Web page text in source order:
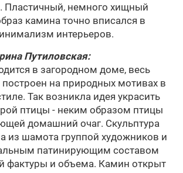
Пластичный, немного хищный
камина точно вписался в
интерьеров.
Путиловская:
в загородном доме, весь
построен на природных мотивах в
Так возникла идея украсить
птицы - неким образом птицы
домашний очаг. Скульптура
из шамота группой художников и
патинирующим составом
фактуры и объема. Камин открыт